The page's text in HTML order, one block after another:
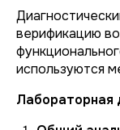
верификацию
используются
Лабораторная